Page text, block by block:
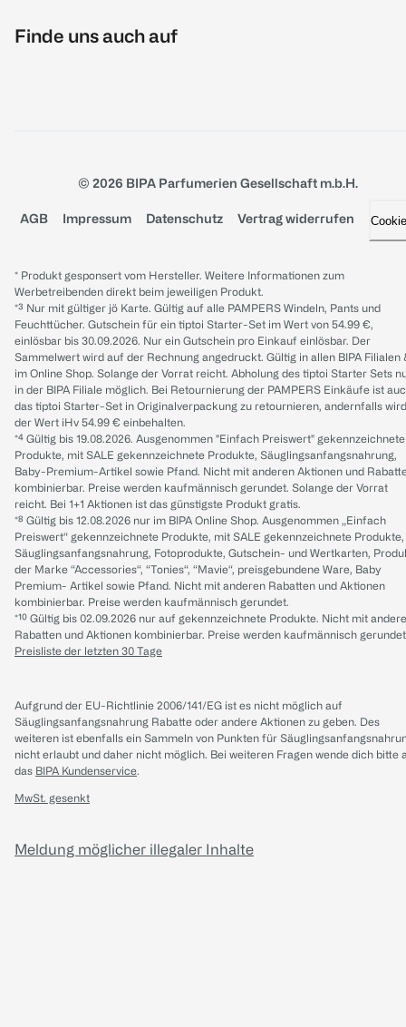
Finde uns auch auf
© 2026 BIPA Parfumerien Gesellschaft m.b.H.
AGB Impressum Datenschutz Vertrag widerrufen
* Produkt gesponsert vom Hersteller. Weitere Informationen zum
Werbetreibenden direkt beim jeweiligen Produkt.
*³ Nur mit gültiger jö Karte. Gültig auf alle PAMPERS Windeln, Pants und
Feuchttücher. Gutschein für ein tiptoi Starter-Set im Wert von 54.99 €,
einlösbar bis 30.09.2026. Nur ein Gutschein pro Einkauf einlösbar. Der
Sammelwert wird auf der Rechnung angedruckt. Gültig in allen BIPA Filialen
im Online Shop. Solange der Vorrat reicht. Abholung des tiptoi Starter Sets
in der BIPA Filiale möglich. Bei Retournierung der PAMPERS Einkäufe ist
das tiptoi Starter-Set in Originalverpackung zu retournieren, andernfalls wird
der Wert iHv 54.99 € einbehalten.
*⁴ Gültig bis 19.08.2026. Ausgenommen "Einfach Preiswert" gekennzeichnete
Produkte, mit SALE gekennzeichnete Produkte, Säuglingsanfangsnahrung,
Baby-Premium-Artikel sowie Pfand. Nicht mit anderen Aktionen und
kombinierbar. Preise werden kaufmännisch gerundet. Solange der Vorrat
reicht. Bei 1+1 Aktionen ist das günstigste Produkt gratis.
*⁸ Gültig bis 12.08.2026 nur im BIPA Online Shop. Ausgenommen „Einfach
Preiswert“ gekennzeichnete Produkte, mit SALE gekennzeichnete Produkte,
Säuglingsanfangsnahrung, Fotoprodukte, Gutschein- und Wertkarten,
der Marke “Accessories“, “Tonies“, “Mavie“, preisgebundene Ware, Baby
Premium- Artikel sowie Pfand. Nicht mit anderen Rabatten und Aktionen
kombinierbar. Preise werden kaufmännisch gerundet.
*¹⁰ Gültig bis 02.09.2026 nur auf gekennzeichnete Produkte. Nicht mit
Rabatten und Aktionen kombinierbar. Preise werden kaufmännisch
Preisliste der letzten 30 Tage
Aufgrund der EU-Richtlinie 2006/141/EG ist es nicht möglich auf
Säuglingsanfangsnahrung Rabatte oder andere Aktionen zu geben. Des
weiteren ist ebenfalls ein Sammeln von Punkten für
nicht erlaubt und daher nicht möglich. Bei weiteren Fragen wende dich bitte
das BIPA Kundenservice.
MwSt. gesenkt
Meldung möglicher illegaler Inhalte